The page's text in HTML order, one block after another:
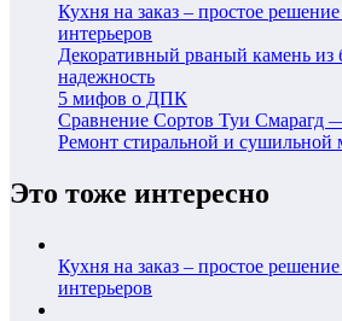
Кухня на заказ – простое
интерьеров
Декоративный рваный камень из
надежность
5 мифов о ДПК
Сравнение Сортов Туи Смарагд
Ремонт стиральной и
Это тоже интересно
Кухня на заказ – простое
интерьеров